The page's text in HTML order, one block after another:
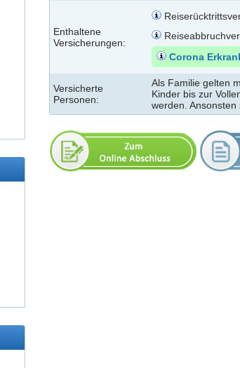
Enthaltene
Versicherungen:
Corona
Versicherte
Personen:
Als Familie gelten
Kinder bis zur
werden. Ansonsten